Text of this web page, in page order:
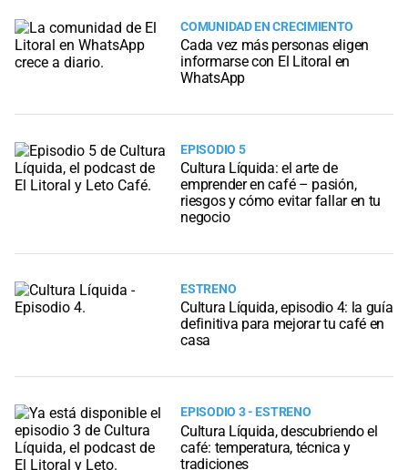
COMUNIDAD EN CRECIMIENTO
Cada vez más personas eligen
informarse con El Litoral en
WhatsApp
EPISODIO 5
Cultura Líquida: el arte de
emprender en café – pasión,
riesgos y cómo evitar fallar en tu
negocio
ESTRENO
Cultura Líquida, episodio 4: la guía
definitiva para mejorar tu café en
casa
EPISODIO 3 - ESTRENO
Cultura Líquida, descubriendo el
café: temperatura, técnica y
tradiciones